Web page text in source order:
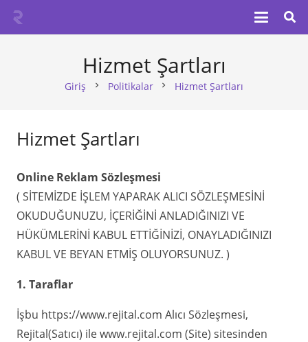
Hizmet Şartları
Giriş chevron_right Politikalar chevron_right Hizmet Şartları
Hizmet Şartları
Online Reklam Sözleşmesi
( SİTEMİZDE İŞLEM YAPARAK ALICI SÖZLEŞMESİNİ
OKUDUĞUNUZU, İÇERİĞİNİ ANLADIĞINIZI VE
HÜKÜMLERİNİ KABUL ETTİĞİNİZİ, ONAYLADIĞINIZI
KABUL VE BEYAN ETMİŞ OLUYORSUNUZ. )
1. Taraflar
İşbu https://www.rejital.com Alıcı Sözleşmesi,
Rejital(Satıcı) ile www.rejital.com (Site) sitesinden